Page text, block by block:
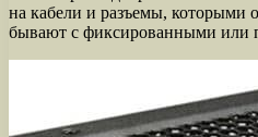
на кабели и разъемы, которыми
бывают с фиксированными или